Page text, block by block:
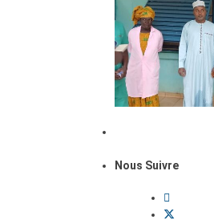
Nous Suivre